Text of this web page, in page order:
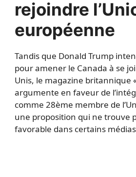
rejoindre
européenne
Tandis que Donald Trump
pour amener le Canada à se
Unis, le magazine britannique
argumente en faveur de
comme 28ème membre de
une proposition qui ne trouve
favorable dans certains